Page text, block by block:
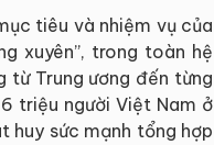
tiêu và nhiệm vụ của
xuyên”, trong toàn hệ
từ Trung ương đến từng
triệu người Việt Nam ở
huy sức mạnh tổng hợp